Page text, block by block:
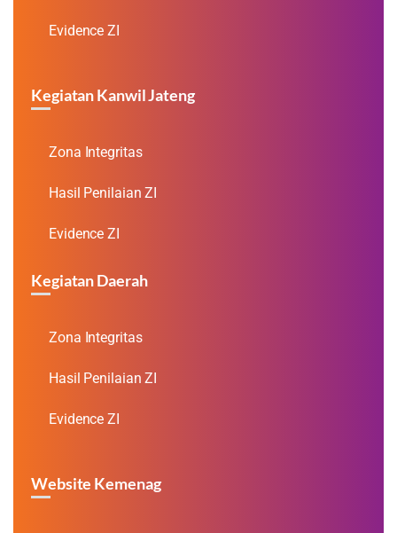
Evidence ZI
Kegiatan Kanwil Jateng
Zona Integritas
Hasil Penilaian ZI
Evidence ZI
Kegiatan Daerah
Zona Integritas
Hasil Penilaian ZI
Evidence ZI
Website Kemenag